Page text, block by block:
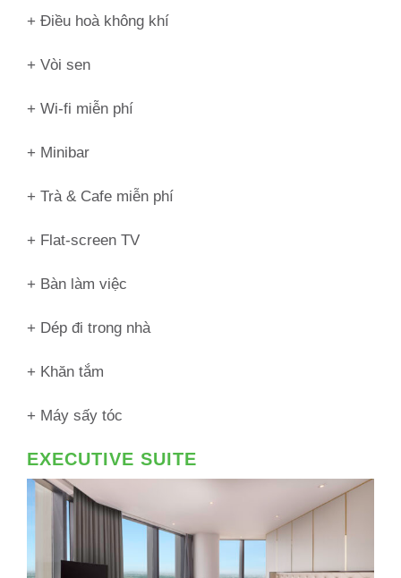
+ Điều hoà không khí
+ Vòi sen
+ Wi-fi miễn phí
+ Minibar
+ Trà & Cafe miễn phí
+ Flat-screen TV
+ Bàn làm việc
+ Dép đi trong nhà
+ Khăn tắm
+ Máy sấy tóc
EXECUTIVE SUITE